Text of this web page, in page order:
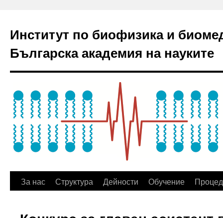
Институт по биофизика и
Българска академия на науките
За нас Структура Дейности Обучение